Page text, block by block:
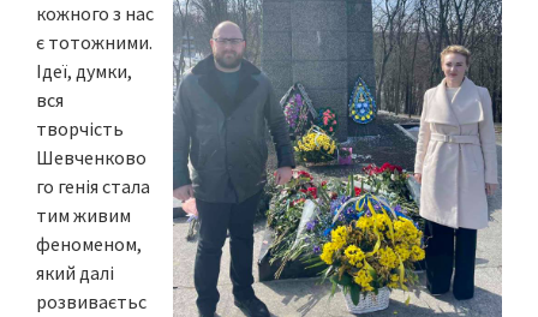
кожного з нас
є тотожними.
Ідеї, думки,
вся
творчість
Шевченково
го генія стала
тим живим
феноменом,
який далі
розвиваєтьс